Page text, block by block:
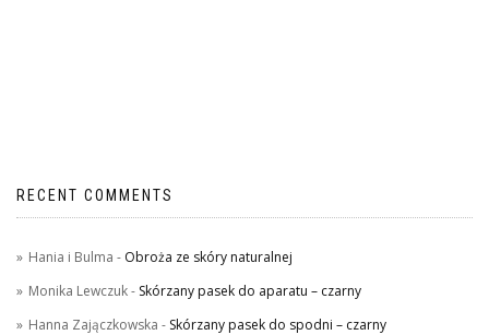
RECENT COMMENTS
Hania i Bulma - Obroża ze skóry naturalnej
Monika Lewczuk- Skórzany pasek do aparatu – czarny
Hanna Zajączkowska - Skórzany pasek do spodni – czarny